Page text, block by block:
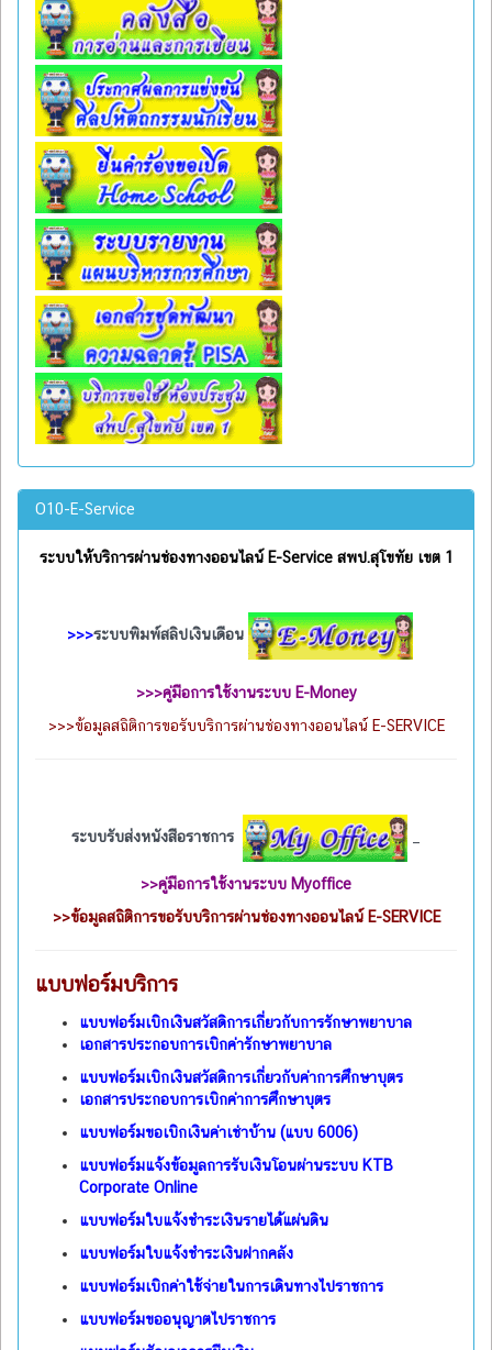
O10-E-Service
ระบบให้บริการผ่านช่องทางออนไลน์ E-Service สพป.สุโขทัย เขต 1
>>>ระบบพิมพ์สลิปเงินเดือน
>>>คู่มือการใช้งานระบบ E-Money
>>>ข้อมูลสถิติการขอรับบริการผ่านช่องทางออนไลน์ E-SERVICE
ระบบรับส่งหนังสือราชการ
>>คู่มือการใช้งานระบบ Myoffice
>>ข้อมูลสถิติการขอรับบริการผ่านช่องทางออนไลน์ E-SERVICE
แบบฟอร์มบริการ
แบบฟอร์มเบิกเงินสวัสดิการเกี่ยวกับการรักษาพยาบาล
เอกสารประกอบการเบิกค่ารักษาพยาบาล
แบบฟอร์มเบิกเงินสวัสดิการเกี่ยวกับค่าการศึกษาบุตร
เอกสารประกอบการเบิกค่าการศึกษาบุตร
แบบฟอร์มขอเบิกเงินค่าเช่าบ้าน (แบบ 6006)
แบบฟอร์มแจ้งข้อมูลการรับเงินโอนผ่านระบบ KTB
Corporate Online
แบบฟอร์มใบแจ้งชำระเงินรายได้แผ่นดิน
แบบฟอร์มใบแจ้งชำระเงินฝากคลัง
แบบฟอร์มเบิกค่าใช้จ่ายในการเดินทางไปราชการ
แบบฟอร์มขออนุญาตไปราชการ